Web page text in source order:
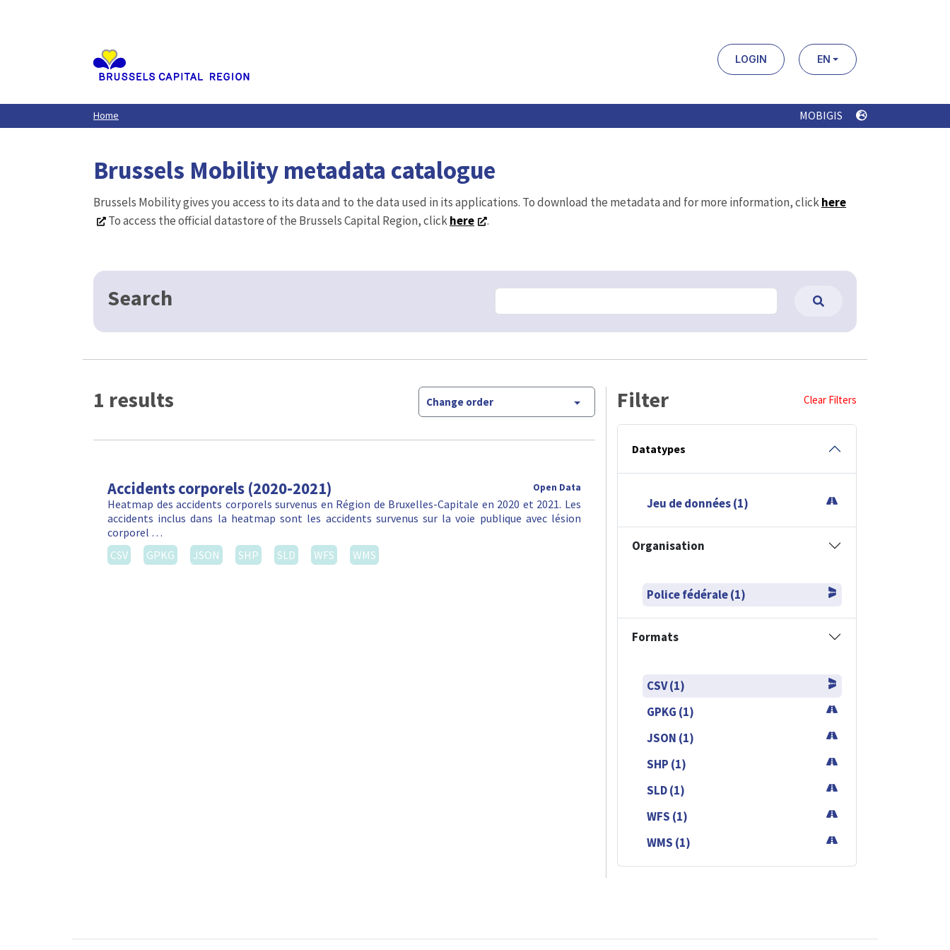
LOGIN EN
Home MOBIGIS
Brussels Mobility metadata catalogue
Brussels Mobility gives you access to its data and to the data used in its applications. To download the metadata and for more information, clickhere
To access the official datastore of the Brussels Capital Region, clickhere .
Search
1 results Change order
Accidents corporels (2020-2021) Open Data
Heatmap des accidents corporels survenus en Région de Bruxelles-Capitale en 2020 et 2021. Les
accidents inclus dans la heatmap sont les accidents survenus sur la voie publique avec lésion
corporel …
CSV
GPKG JSON SHP SLD WFS WMS
Filter Clear Filters
Datatypes
Jeu de données (1)
Organisation
Police fédérale (1)
Formats
CSV (1)
GPKG (1)
JSON (1)
SHP (1)
SLD (1)
WFS (1)
WMS (1)